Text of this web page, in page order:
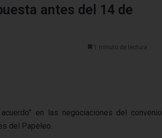
antes del 14 de
1 minuto de lectura
en las negociaciones del convenio
del Papeleo.